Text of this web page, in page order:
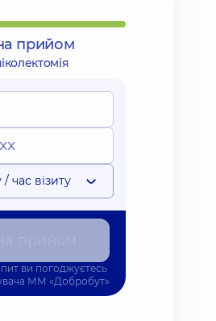
прийом
час візиту
ви погоджуєтесь
ММ «Добробут»